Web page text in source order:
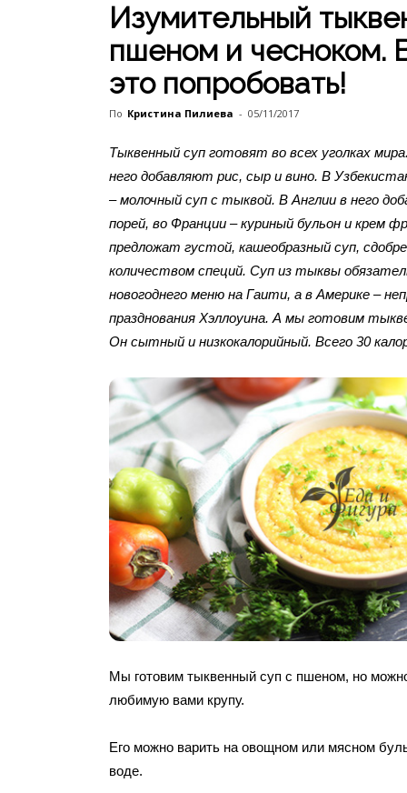
Изумительный
пшеном и чесноком.
это попробовать!
По Кристина Пилиева - 05/11/2017
Тыквенный суп готовят во всех уголках
него добавляют рис, сыр и вино. В
– молочный суп с тыквой. В Англии в него
порей, во Франции – куриный бульон и крем
предложат густой, кашеобразный суп,
количеством специй. Суп из тыквы
новогоднего меню на Гаити, а в Америке –
празднования Хэллоуина. А мы готовим
Он сытный и низкокалорийный. Всего 30
Мы готовим тыквенный суп с пшеном, но
любимую вами крупу.
Его можно варить на овощном или мясном
воде.